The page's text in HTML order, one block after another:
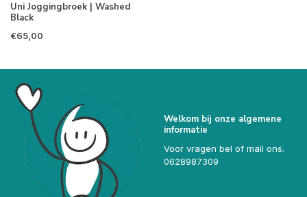
Uni Joggingbroek | Washed
Black
€65,00
Welkom bij onze algemene
informatie
Voor vragen bel of mail ons.
0628987309